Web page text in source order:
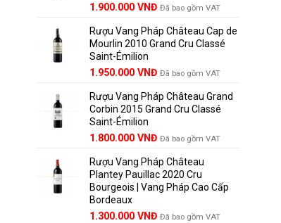
Giá
là:
2.800.000 VNĐ.
1.900.000 VNĐGiá
tại
là:
Đã bao gồm VAT
Rượu Vang Pháp Château Cap de
Mourlin 2010 Grand Cru Classé
Saint-Émilion
Giá
là:
2.950.000 VNĐ.
1.950.000 VNĐGiá
tại
là:
Đã bao gồm VAT
Rượu Vang Pháp Château Grand
Corbin 2015 Grand Cru Classé
Saint-Émilion
Giá
là:
2.500.000 VNĐ.
1.800.000 VNĐGiá
tại
là:
1.800.000 VNĐ.
Đã bao gồm VAT
Rượu Vang Pháp Château
Plantey Pauillac 2020 Cru
Bourgeois | Vang Pháp Cao Cấp
Bordeaux
Giá
1.300.000 VNĐGiá
Đã bao gồm VAT